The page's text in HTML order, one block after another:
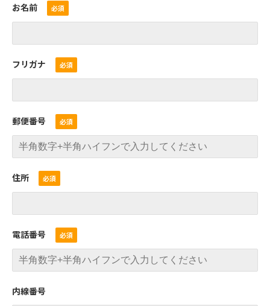
お名前
フリガナ
郵便番号
住所
電話番号
内線番号